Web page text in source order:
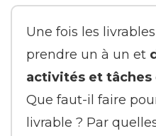
Une fois les
prendre un à un et
activités et tâches
Que faut-il faire
livrable ? Par